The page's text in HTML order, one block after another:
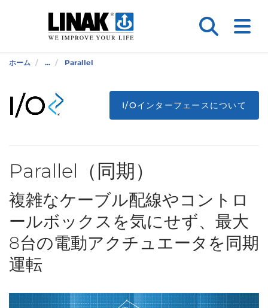
ホーム ... Parallel
I/Oインターフェースについて
Parallel（同期）
複雑なケーブル配線やコントロ
ールボックスを気にせず、最大
8台の電動アクチュエータを同期
運転